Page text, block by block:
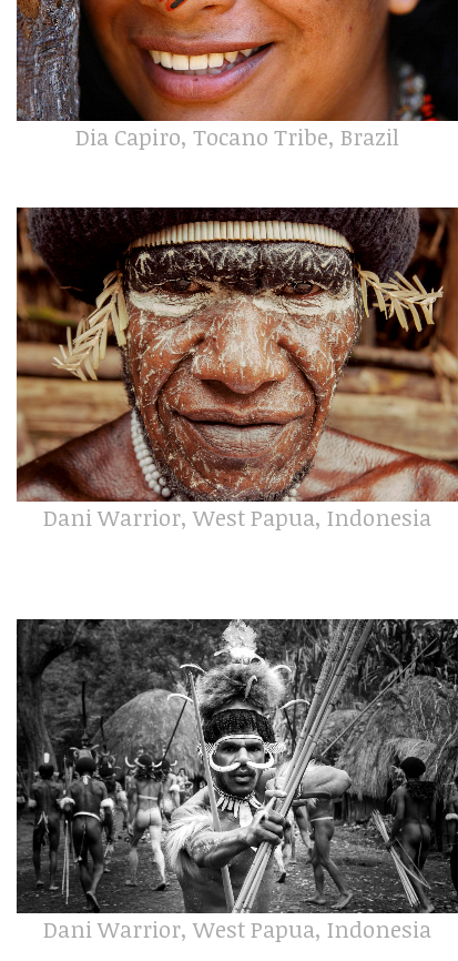
Dia Capiro, Tocano Tribe, Brazil
Dani Warrior, West Papua, Indonesia
Dani Warrior, West Papua, Indonesia